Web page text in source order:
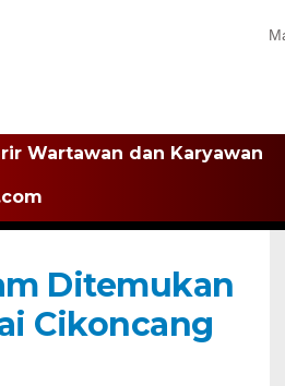
Wartawan dan Karyawan
Ditemukan
Cikoncang